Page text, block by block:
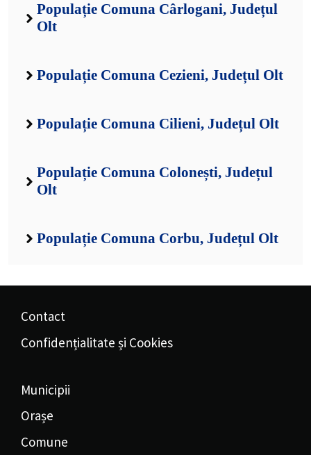
Populație Comuna Cârlogani, Județul
Olt
Populație Comuna Cezieni, Județul Olt
Populație Comuna Cilieni, Județul Olt
Populație Comuna Colonești, Județul
Olt
Populație Comuna Corbu, Județul Olt
Contact
Confidențialitate și Cookies
Municipii
Orașe
Comune